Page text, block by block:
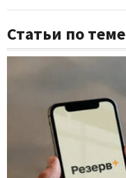
Статьи по теме